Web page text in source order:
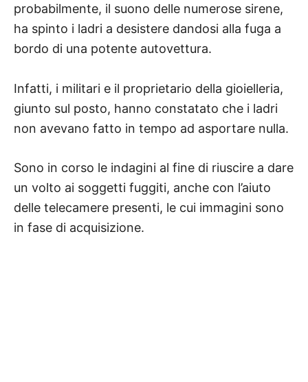
probabilmente, il suono delle numerose sirene,
ha spinto i ladri a desistere dandosi alla fuga a
bordo di una potente autovettura.
Infatti, i militari e il proprietario della gioielleria,
giunto sul posto, hanno constatato che i ladri
non avevano fatto in tempo ad asportare nulla.
Sono in corso le indagini al fine di riuscire a dare
un volto ai soggetti fuggiti, anche con l’aiuto
delle telecamere presenti, le cui immagini sono
in fase di acquisizione.